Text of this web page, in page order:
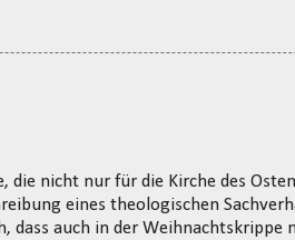
die nicht nur für die Kirche des
eines theologischen
dass auch in der Weihnachtskrippe